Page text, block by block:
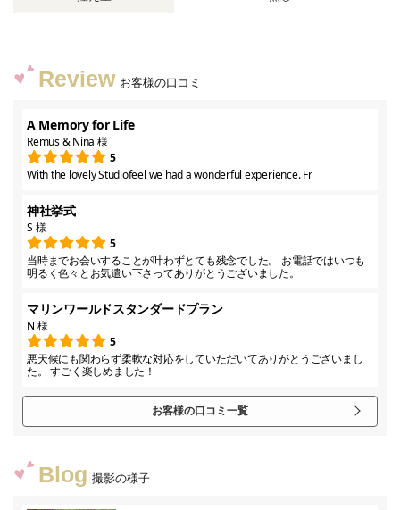
Review お客様の口コミ
A Memory for Life
Remus & Nina 様
5
With the lovely Studiofeel we had a wonderful experience. Fr
神社挙式
S 様
5
当時までお会いすることが叶わずとても残念でした。 お電話ではいつも
明るく色々とお気遣い下さってありがとうございました。
マリンワールドスタンダードプラン
N 様
5
悪天候にも関わらず柔軟な対応をしていただいてありがとうございまし
た。 すごく楽しめました！
お客様の口コミ一覧
Blog 撮影の様子